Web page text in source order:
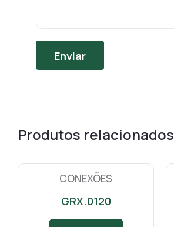
Produtos relacionados
CONEXÕES
GRX.0120